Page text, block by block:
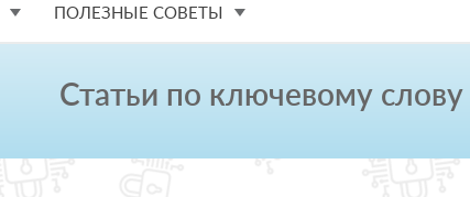
ПОЛЕЗНЫЕ СОВЕТЫ
Статьи по ключевому слову